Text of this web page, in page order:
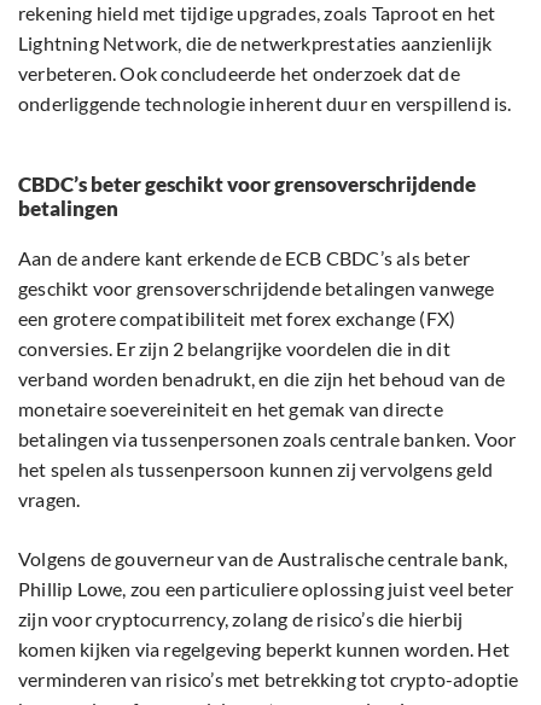
rekening hield met tijdige upgrades, zoals Taproot en het
Lightning Network, die de netwerkprestaties aanzienlijk
verbeteren. Ook concludeerde het onderzoek dat de
onderliggende technologie inherent duur en verspillend is.
CBDC’s beter geschikt voor grensoverschrijdende
betalingen
Aan de andere kant erkende de ECB CBDC’s als beter
geschikt voor grensoverschrijdende betalingen vanwege
een grotere compatibiliteit met forex exchange (FX)
conversies. Er zijn 2 belangrijke voordelen die in dit
verband worden benadrukt, en die zijn het behoud van de
monetaire soevereiniteit en het gemak van directe
betalingen via tussenpersonen zoals centrale banken. Voor
het spelen als tussenpersoon kunnen zij vervolgens geld
vragen.
Volgens de gouverneur van de Australische centrale bank,
Phillip Lowe, zou een particuliere oplossing juist veel beter
zijn voor cryptocurrency, zolang de risico’s die hierbij
komen kijken via regelgeving beperkt kunnen worden. Het
verminderen van risico’s met betrekking tot crypto-adoptie